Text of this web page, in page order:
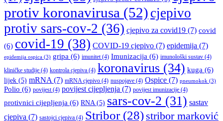
protiv koronavirusa (52) cjepivo
protiv sars-cov-2 (36) cjepivo za covid19 (7) covid
(6) covid-19 (38) COVID-19 cjepivo (7) epidemija (7)
epidemija ospica (3) gripa (6) imunitet(4) Imunizacija (6) imunološki sustav (4)
kliničke studije (4) kontrola cjepiva (4) koronavirus (34) kuga (6)
lijek (5) mRNA (7) mRNA cjepivo (4) nuspojave (4) Ospice (7) pneumokok (3)
Polio (6) povijest(4) povijest cijepljenja (7) povijest imunizacije (4)
protivnici cijepljenja (6) RNA(5) sars-cov-2 (31) sastav
cjepiva (7) sastojci cjepiva (4) Stribor(28) stribor marković